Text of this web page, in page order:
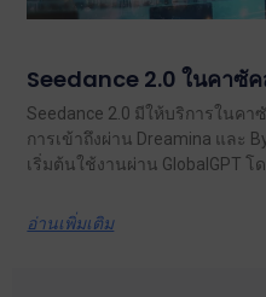
Seedance 2.0 ในคาซัค
Seedance 2.0 มีให้บริการในคา
การเข้าถึงผ่าน Dreamina และ
เริ่มต้นใช้งานผ่าน GlobalGPT โด
อ่านเพิ่มเติม